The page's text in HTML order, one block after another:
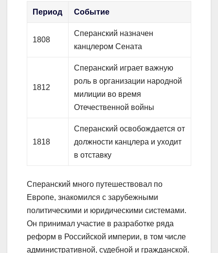
Период Событие
1808
Сперанский назначен
канцлером Сената
1812
Сперанский играет важную
роль в организации народной
милиции во время
Отечественной войны
1818
Сперанский освобождается от
должности канцлера и уходит
в отставку
Сперанский много путешествовал по
Европе, знакомился с зарубежными
политическими и юридическими системами.
Он принимал участие в разработке ряда
реформ в Российской империи, в том числе
административной, судебной и гражданской.